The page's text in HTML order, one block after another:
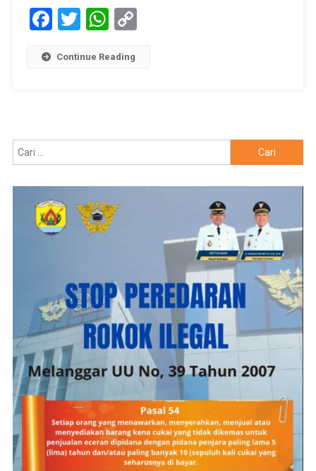
Pilwalkot
Semarang
Facebook
TwitterWhatsApp
Copy
Continue Reading
untuk: